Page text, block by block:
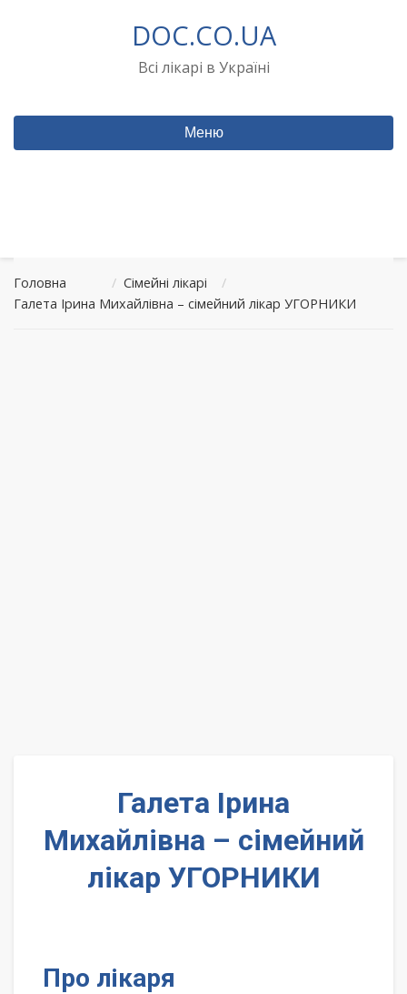
DOC.CO.UA
Всі лікарі в Україні
Меню
Головна / Сімейні лікарі
/
Галета Ірина Михайлівна – сімейний лікар УГОРНИКИ
Галета Ірина
Михайлівна – сімейний
лікар УГОРНИКИ
Про лікаря